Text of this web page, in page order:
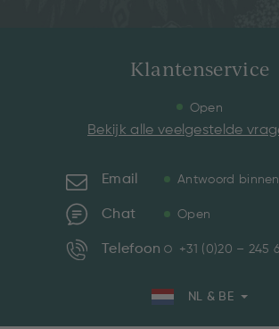
Klantenservice
Open
Bekijk alle veelgestelde
Email Antwoord
Chat Open
Telefoon +31 (0)20 – 245
NL & BE